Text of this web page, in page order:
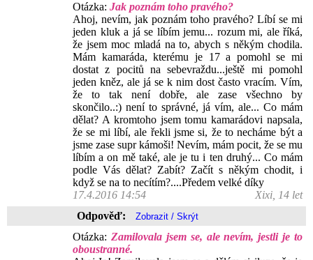
Otázka: Jak poznám toho pravého?
Ahoj, nevím, jak poznám toho pravého? Líbí se mi
jeden kluk a já se líbím jemu... rozum mi, ale říká,
že jsem moc mladá na to, abych s někým chodila.
Mám kamaráda, kterému je 17 a pomohl se mi
dostat z pocitů na sebevraždu...ještě mi pomohl
jeden kněz, ale já se k nim dost často vracím. Vím,
že to tak není dobře, ale zase všechno by
skončilo..:) není to správné, já vím, ale... Co mám
dělat? A kromtoho jsem tomu kamarádovi napsala,
že se mi líbí, ale řekli jsme si, že to necháme být a
jsme zase supr kámoši! Nevím, mám pocit, že se mu
líbím a on mě také, ale je tu i ten druhý... Co mám
podle Vás dělat? Zabít? Začít s někým chodit, i
když se na to necítím?....Předem velké díky
17.4.2016 14:54
Xixi, 14 let
Odpověď:
Otázka: Zamilovala jsem se, ale nevím, jestli je to
oboustranné.